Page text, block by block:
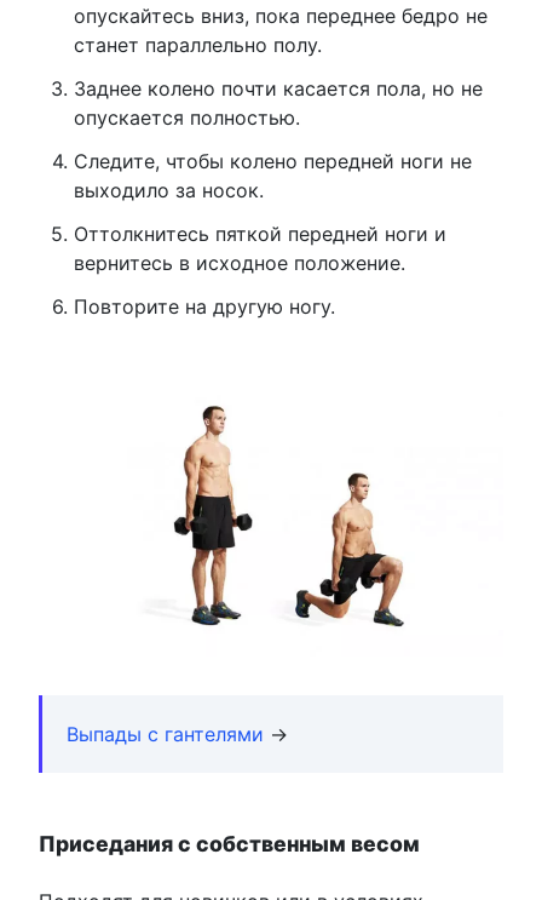
опускайтесь вниз, пока переднее бедро не
станет параллельно полу.
Заднее колено почти касается пола, но не
опускается полностью.
Следите, чтобы колено передней ноги не
выходило за носок.
Оттолкнитесь пяткой передней ноги и
вернитесь в исходное положение.
Повторите на другую ногу.
Выпады с гантелями →
Приседания с собственным весом